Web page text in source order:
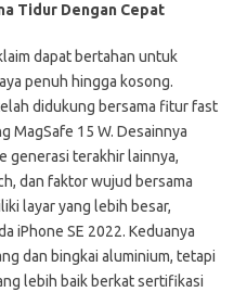
Tidur Dengan Cepat
dapat bertahan untuk
penuh hingga kosong.
didukung bersama fitur fast
MagSafe 15 W. Desainnya
generasi terakhir lainnya,
dan faktor wujud bersama
layar yang lebih besar,
iPhone SE 2022. Keduanya
dan bingkai aluminium, tetapi
lebih baik berkat sertifikasi